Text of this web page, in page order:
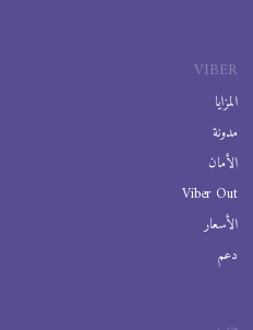
VIBER
المزايا
مدونة
الأمان
Viber Out
الأسعار
دعم